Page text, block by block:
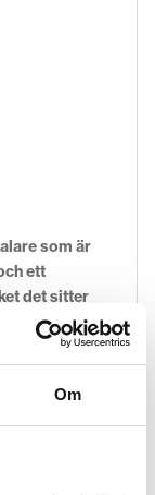
Om
som är
ett
det sitter